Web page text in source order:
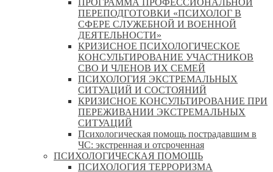
ПРОГРАММА ПРОФЕССИОНАЛЬНОЙ
ПЕРЕПОДГОТОВКИ «ПСИХОЛОГ В
СФЕРЕ СЛУЖЕБНОЙ И ВОЕННОЙ
ДЕЯТЕЛЬНОСТИ»
КРИЗИСНОЕ ПСИХОЛОГИЧЕСКОЕ
КОНСУЛЬТИРОВАНИЕ УЧАСТНИКОВ
СВО И ЧЛЕНОВ ИХ СЕМЕЙ
ПСИХОЛОГИЯ ЭКСТРЕМАЛЬНЫХ
СИТУАЦИЙ И СОСТОЯНИЙ
КРИЗИСНОЕ КОНСУЛЬТИРОВАНИЕ ПРИ
ПЕРЕЖИВАНИИ ЭКСТРЕМАЛЬНЫХ
СИТУАЦИЙ
Психологическая помощь пострадавшим в
ЧС: экстренная и отсроченная
ПСИХОЛОГИЧЕСКАЯ ПОМОЩЬ
ПСИХОЛОГИЯ ТЕРРОРИЗМА